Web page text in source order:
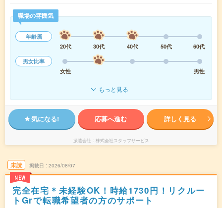
職場の雰囲気
年齢層
20代
30代 40代 50代
60代
男女比率
女性
男性
もっと見る
気になる! 応募へ進む 詳しく見る
派遣会社 株式会社スタッフサービス
未読
NEW
掲載日 2026/08/07
完全在宅＊未経験OK！時給1730円！リクルー
トGrで転職希望者の方のサポート